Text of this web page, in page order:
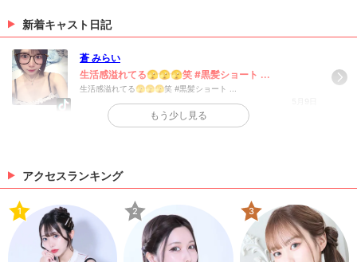
新着キャスト日記
蒼 みらい
生活感溢れてる🫣🫣🫣笑 #黒髪ショート ...
生活感溢れてる🫣🫣🫣笑 #黒髪ショート ...
もう少し見る
アクセスランキング
1 2 3